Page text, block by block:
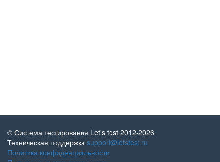
© Система тестирования Let's test 2012-2026
Техническая поддержка support@letstest.ru
Политика конфиденциальности